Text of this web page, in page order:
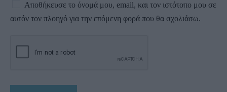
Αποθήκευσε το όνομά μου, email, και τον ιστότοπο μου σε
αυτόν τον πλοηγό για την επόμενη φορά που θα σχολιάσω.